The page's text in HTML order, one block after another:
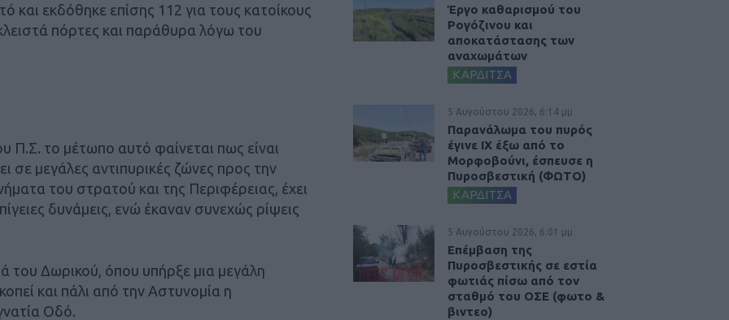
και εκδόθηκε επίσης 112 για τους κατοίκους
πόρτες και παράθυρα λόγω του
το μέτωπο αυτό φαίνεται πως είναι
σε μεγάλες αντιπυρικές ζώνες προς την
του στρατού και της Περιφέρειας, έχει
δυνάμεις, ενώ έκαναν συνεχώς ρίψεις
του Δωρικού, όπου υπήρξε μια μεγάλη
και πάλι από την Αστυνομία η
Οδό.
Έργο καθαρισμού του
Ρογόζινου και
αποκατάστασης των
αναχωμάτων
ΚΑΡΔΙΤΣΑ
5 Αυγούστου 2026, 6:14 μμ
Παρανάλωμα του πυρός
έγινε ΙΧ έξω από το
Μορφοβούνι, έσπευσε η
Πυροσβεστική (ΦΩΤΟ)
ΚΑΡΔΙΤΣΑ
5 Αυγούστου 2026, 6:01 μμ
Επέμβαση της
Πυροσβεστικής σε εστία
φωτιάς πίσω από τον
σταθμό του ΟΣΕ (φωτο &
βιντεο)